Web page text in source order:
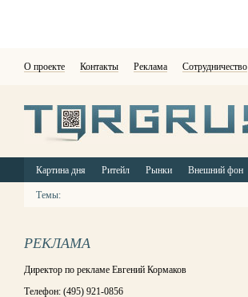
О проекте Контакты Реклама Сотрудничество
Картина дня Ритейл Рынки Внешний фон
Темы:
РЕКЛАМА
Директор по рекламе Евгений Кормаков
Телефон: (495) 921-0856